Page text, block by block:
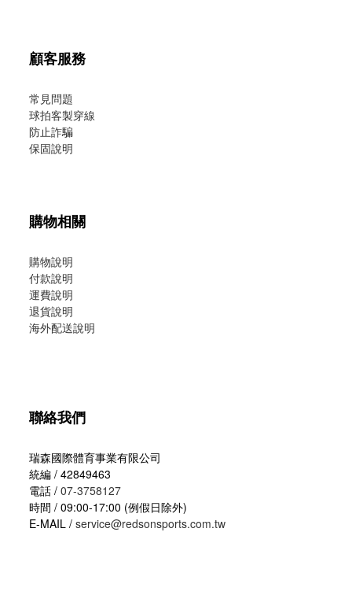
顧客服務
常見問題
球拍客製穿線
防止詐騙
保固說明
購物相關
購物說明
付款說明
運費說明
退貨說明
海外配送說明
聯絡我們
瑞森國際體育事業有限公司
統編 / 42849463
電話 / 07-3758127
時間 / 09:00-17:00 (例假日除外)
E-MAIL / service@redsonsports.com.tw